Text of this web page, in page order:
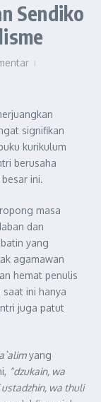
Sendiko
signifikan
kurikulum
berusaha
ini.
masa
dan
yang
agamawan
hemat penulis
saat ini hanya
juga patut
yang
“dzukain, wa
wa thuli